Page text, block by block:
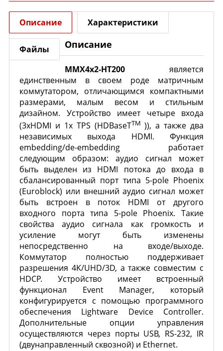
Описание Характеристики
Файлы Описание
MMX4x2-HT200 является
единственным в своем роде матричным
коммутатором, отличающимся компактными
размерами, малым весом и стильным
дизайном. Устройство имеет четыре входа
(3хHDMI и 1х TPS (HDBaseTTM )), а также два
независимых выхода HDMI. Функция
embedding/de-embedding работает
следующим образом: аудио сигнал может
быть выделен из HDMI потока до входа в
сбалансированный порт типа 5-pole Phoenix
(Euroblock) или внешний аудио сигнал может
быть встроен в поток HDMI от другого
входного порта типа 5-pole Phoenix. Такие
свойства аудио сигнала как громкость и
усиление могут быть изменены
непосредственно на входе/выходе.
Коммутатор полностью поддерживает
разрешения 4K/UHD/3D, а также совместим с
HDCP. Устройство имеет встроенный
функционал Event Manager, который
конфигурируется с помощью программного
обеспечения Lightware Device Controller.
Дополнительные опции управления
осуществляются через порты USB, RS-232, IR
(двунаправленный сквозной) и Ethernet.